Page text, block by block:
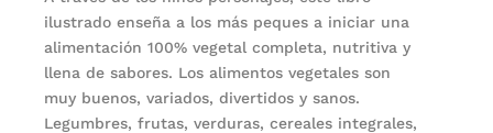
ilustrado enseña a los más peques a iniciar una
alimentación 100% vegetal completa, nutritiva y
llena de sabores. Los alimentos vegetales son
muy buenos, variados, divertidos y sanos.
Legumbres, frutas, verduras, cereales integrales,